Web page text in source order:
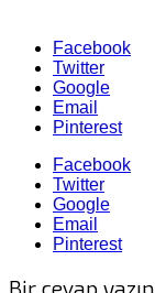
Facebook
Twitter
Google
Email
Pinterest
Facebook
Twitter
Google
Email
Pinterest